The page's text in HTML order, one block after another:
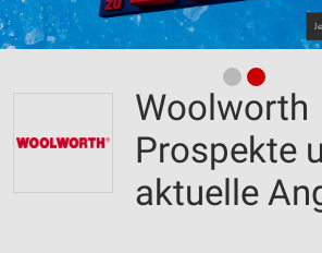
Woolworth
Prospekte
aktuelle